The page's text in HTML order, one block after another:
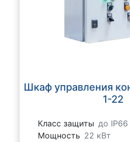
Шкаф управления
1-22
Класс защиты до IP66
Мощность 22 кВт